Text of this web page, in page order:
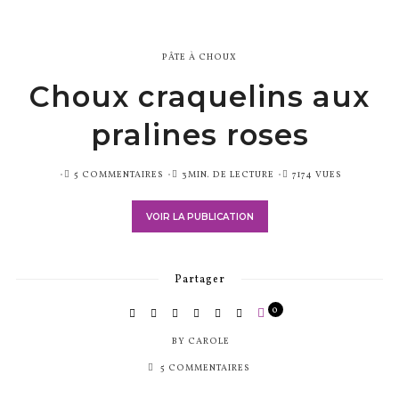
PÂTE À CHOUX
Choux craquelins aux
pralines roses
PUBLIÉ5 COMMENTAIRES 3MIN. DE LECTURE 7174 VUES
VOIR LA PUBLICATION
Partager
BY CAROLE
0
5 COMMENTAIRES